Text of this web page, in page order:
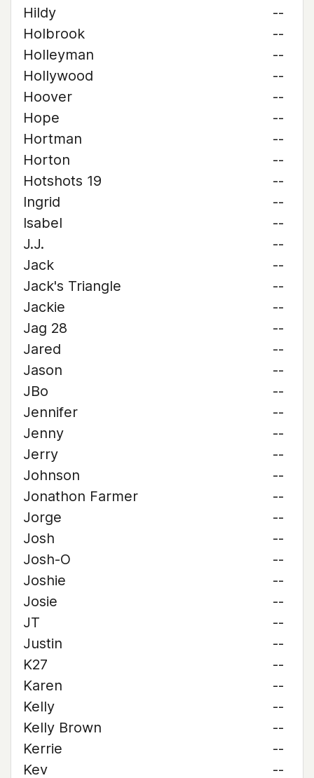
Hildy
--
Holbrook
--
Holleyman
--
Hollywood
--
Hoover
--
Hope
--
Hortman
--
Horton
--
Hotshots 19
--
Ingrid
--
Isabel
--
J.J.
--
Jack
--
Jack's Triangle
--
Jackie
--
Jag 28
--
Jared
--
Jason
--
JBo
--
Jennifer
--
Jenny
--
Jerry
--
Johnson
--
Jonathon Farmer
--
Jorge
--
Josh
--
Josh-O
--
Joshie
--
Josie
--
JT
--
Justin
--
K27
--
Karen
--
Kelly
--
Kelly Brown
--
Kerrie
--
Kev
--